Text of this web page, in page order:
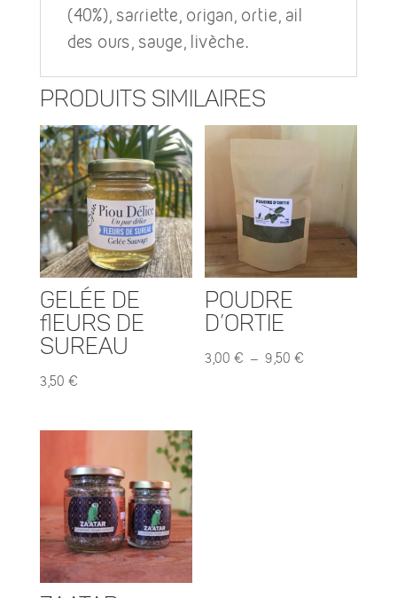
i
v
e
:
(40%), sarriette, origan, ortie, ail
des ours, sauge, livèche.
Produits similaires
Gelée de
fleurs de
sureau
3,50 €
Poudre
d’ortie
3,00€ – 9,50€